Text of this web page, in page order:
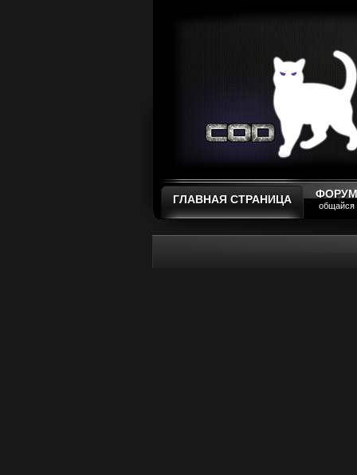
ГЛАВНАЯ СТРАНИЦА ФОРУМ
общайся